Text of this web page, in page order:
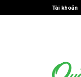
to
Tài khoản